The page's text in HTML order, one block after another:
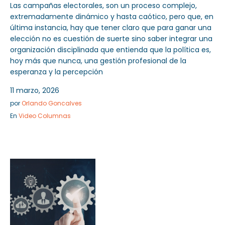
Las campañas electorales, son un proceso complejo,
extremadamente dinámico y hasta caótico, pero que, en
última instancia, hay que tener claro que para ganar una
elección no es cuestión de suerte sino saber integrar una
organización disciplinada que entienda que la política es,
hoy más que nunca, una gestión profesional de la
esperanza y la percepción
11 marzo, 2026
por Orlando Goncalves
En Video Columnas